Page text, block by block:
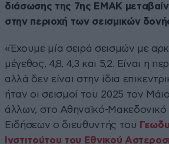
διάσωσης της 7ης ΕΜΑΚ
στην περιοχή των σεισμικών
«Έχουμε μία σειρά σεισμών με
μέγεθος, 4,8, 4,3 και 5,2. Είναι η
αλλά δεν είναι στην ίδια
ήταν οι σεισμοί του 2025 τον
άλλων, στο Αθηναϊκό-Μακεδονικό
Ειδήσεων ο διευθυντής του
Ινστιτούτου του Εθνικού